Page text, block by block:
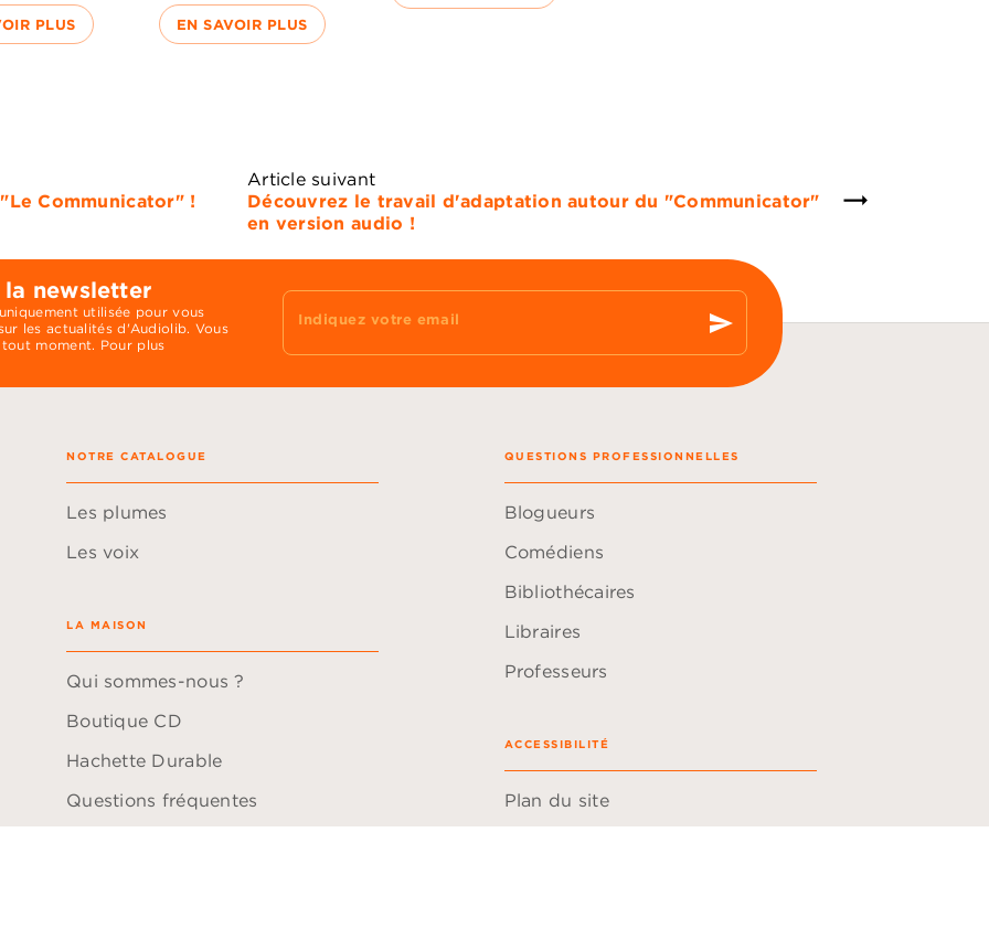
PLUS EN SAVOIR PLUS
Communicator" !
Article suivant
Découvrez le travail d'adaptation autour du "Communicator"
en version audio !
la newsletter
utilisée pour vous
les actualités d'Audiolib. Vous
moment. Pour plus
Indiquez votre email send
NOTRE CATALOGUE
Les plumes
Les voix
LA MAISON
Qui sommes-nous ?
Boutique CD
Hachette Durable
Questions fréquentes
QUESTIONS PROFESSIONNELLES
Blogueurs
Comédiens
Bibliothécaires
Libraires
Professeurs
ACCESSIBILITÉ
Plan du site